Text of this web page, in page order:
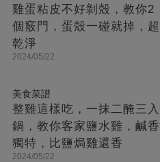
雞蛋粘皮不好剝殼，教你2
個竅門，蛋殼一碰就掉，超
乾淨
2024/05/22
美食菜譜
整雞這樣吃，一抹二醃三入
鍋，教你客家鹽水雞，鹹香
獨特，比鹽焗雞還香
2024/05/22